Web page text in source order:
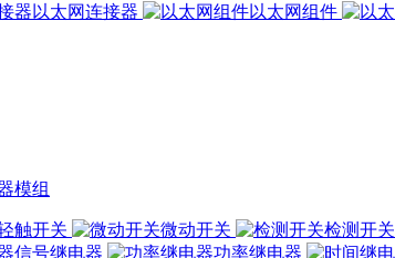
以太网连接器 以太网组件
模组
触开关 微动开关 检测开关
信号继电器
功率继电器